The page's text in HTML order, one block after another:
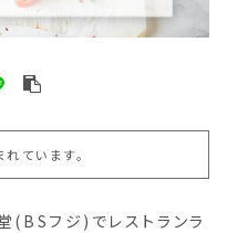
ています。
(BSフジ)でレストランラ